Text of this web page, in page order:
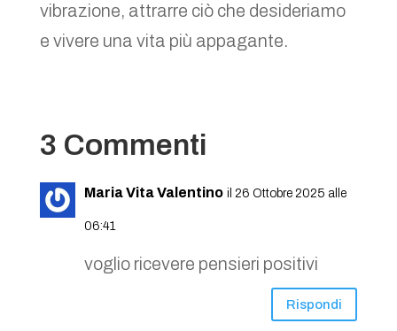
vibrazione, attrarre ciò che desideriamo
e vivere una vita più appagante.
3 Commenti
Maria Vita Valentino il 26 Ottobre 2025 alle
06:41
voglio ricevere pensieri positivi
Rispondi